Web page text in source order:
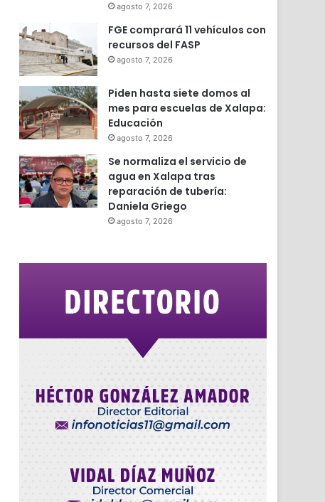
agosto 7, 2026
FGE comprará 11 vehículos con
recursos del FASP
agosto 7, 2026
Piden hasta siete domos al
mes para escuelas de Xalapa:
Educación
agosto 7, 2026
Se normaliza el servicio de
agua en Xalapa tras
reparación de tubería:
Daniela Griego
agosto 7, 2026